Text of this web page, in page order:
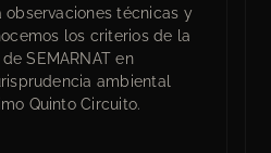
observaciones técnicas y
los criterios de la
SEMARNAT en
ambiental
Quinto Circuito.